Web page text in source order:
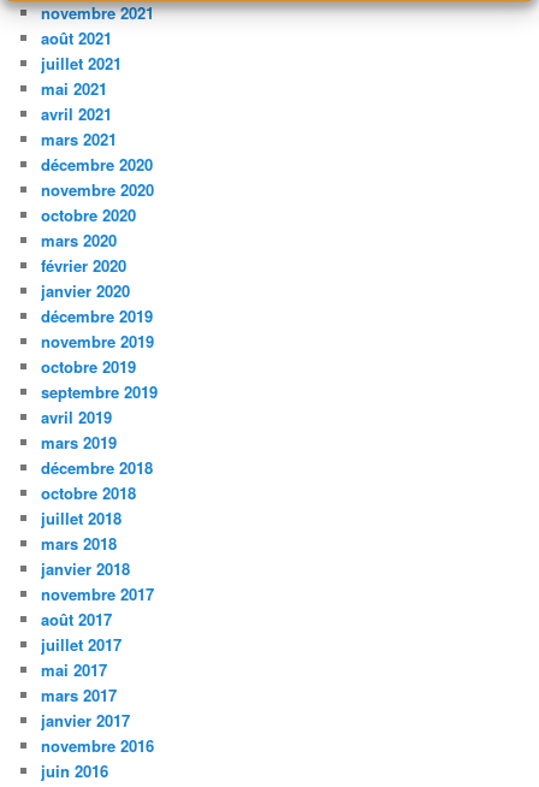
novembre 2021
août 2021
juillet 2021
mai 2021
avril 2021
mars 2021
décembre 2020
novembre 2020
octobre 2020
mars 2020
février 2020
janvier 2020
décembre 2019
novembre 2019
octobre 2019
septembre 2019
avril 2019
mars 2019
décembre 2018
octobre 2018
juillet 2018
mars 2018
janvier 2018
novembre 2017
août 2017
juillet 2017
mai 2017
mars 2017
janvier 2017
novembre 2016
juin 2016